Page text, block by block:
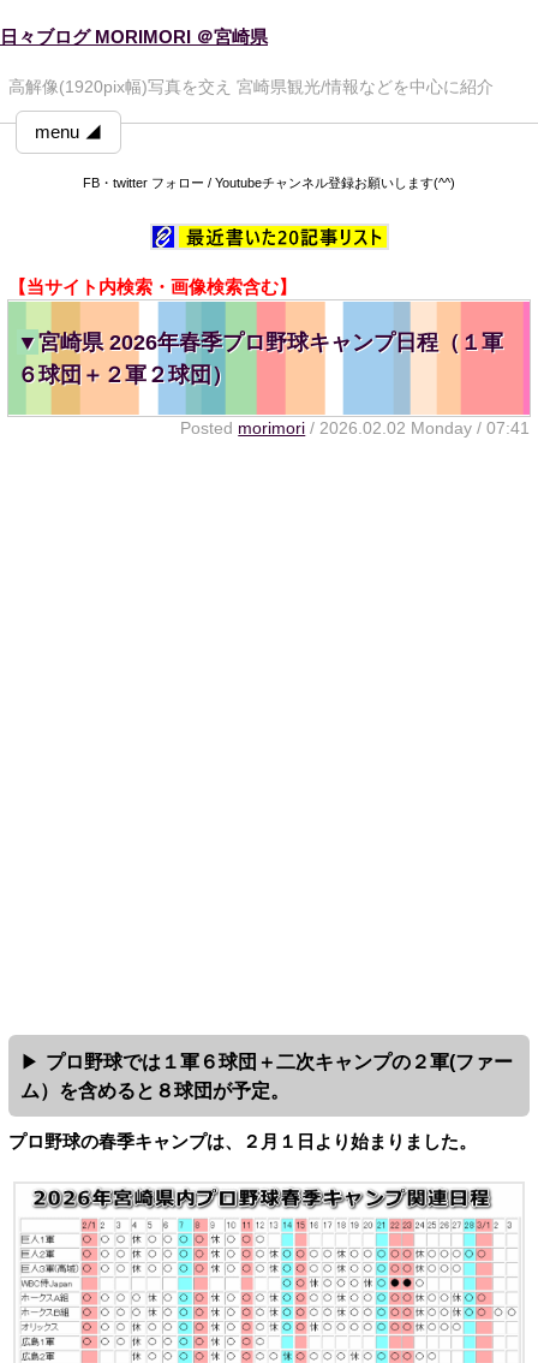
日々ブログ MORIMORI ＠宮崎県
高解像(1920pix幅)写真を交え 宮崎県観光/情報などを中心に紹介
menu ◢
FB・twitter フォロー / Youtubeチャンネル登録お願いします(^^)
【当サイト内検索・画像検索含む】
▼宮崎県 2026年春季プロ野球キャンプ日程（１軍
６球団＋２軍２球団）
Posted morimori / 2026.02.02 Monday / 07:41
プロ野球では１軍６球団＋二次キャンプの２軍(ファー
ム）を含めると８球団が予定。
プロ野球の春季キャンプは、２月１日より始まりました。